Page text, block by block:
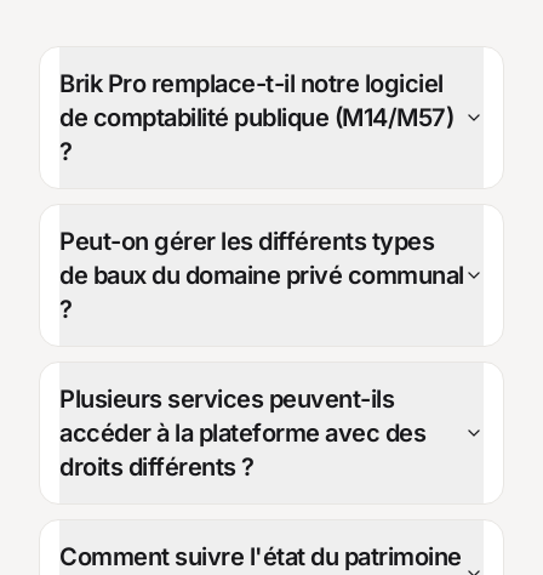
Brik Pro remplace-t-il notre logiciel
de comptabilité publique (M14/M57)
?
Peut-on gérer les différents types
de baux du domaine privé communal
?
Plusieurs services peuvent-ils
accéder à la plateforme avec des
droits différents ?
Comment suivre l'état du patrimoine